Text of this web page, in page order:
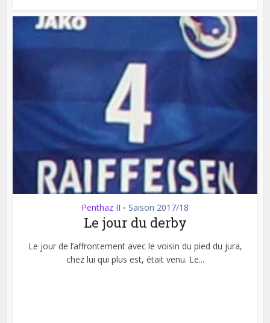
Penthaz II • Saison 2017/18
Le jour du derby
Le jour de l’affrontement avec le voisin du pied du jura,
chez lui qui plus est, était venu. Le...